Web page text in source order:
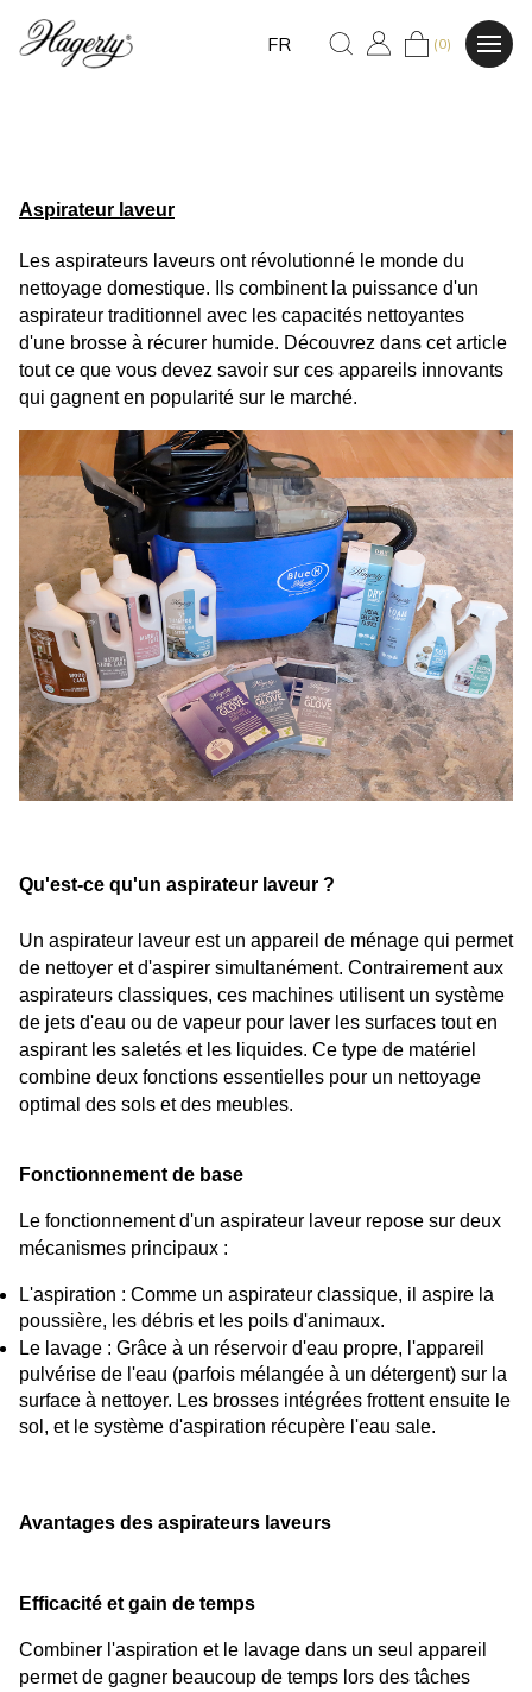
FR (0)
Aspirateur laveur
Les aspirateurs laveurs ont révolutionné le monde du
nettoyage domestique. Ils combinent la puissance d'un
aspirateur traditionnel avec les capacités nettoyantes
d'une brosse à récurer humide. Découvrez dans cet article
tout ce que vous devez savoir sur ces appareils innovants
qui gagnent en popularité sur le marché.
Qu'est-ce qu'un aspirateur laveur ?
Un aspirateur laveur est un appareil de ménage qui permet
de nettoyer et d'aspirer simultanément. Contrairement aux
aspirateurs classiques, ces machines utilisent un système
de jets d'eau ou de vapeur pour laver les surfaces tout en
aspirant les saletés et les liquides. Ce type de matériel
combine deux fonctions essentielles pour un nettoyage
optimal des sols et des meubles.
Fonctionnement de base
Le fonctionnement d'un aspirateur laveur repose sur deux
mécanismes principaux :
L'aspiration : Comme un aspirateur classique, il aspire la
poussière, les débris et les poils d'animaux.
Le lavage : Grâce à un réservoir d'eau propre, l'appareil
pulvérise de l'eau (parfois mélangée à un détergent) sur la
surface à nettoyer. Les brosses intégrées frottent ensuite le
sol, et le système d'aspiration récupère l'eau sale.
Avantages des aspirateurs laveurs
Efficacité et gain de temps
Combiner l'aspiration et le lavage dans un seul appareil
permet de gagner beaucoup de temps lors des tâches